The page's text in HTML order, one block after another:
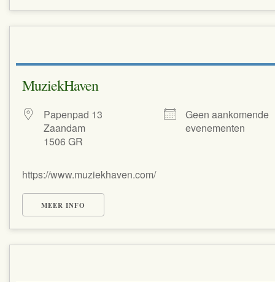
MuziekHaven
Papenpad 13
Zaandam
1506 GR
Geen aankomende
evenementen
https://www.muziekhaven.com/
MEER INFO